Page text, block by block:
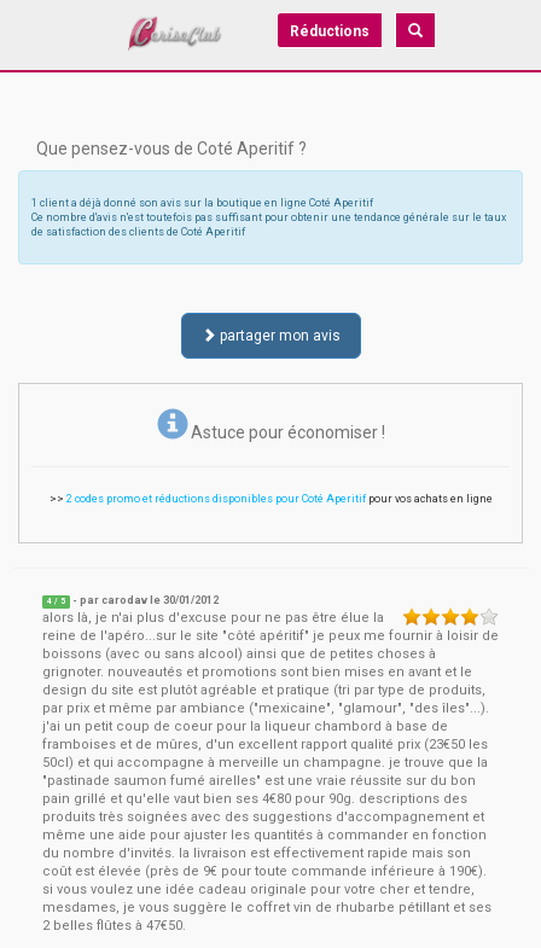
Réductions
Que pensez-vous de Coté Aperitif ?
1 client a déjà donné son avis sur la boutique en ligne Coté Aperitif
Ce nombre d'avis n'est toutefois pas suffisant pour obtenir une tendance générale sur le taux
de satisfaction des clients de Coté Aperitif
partager mon avis
Astuce pour économiser !
>> 2 codes promo et réductions disponibles pour Coté Aperitifpour vos achats en ligne
4 / 5 - parcarodav le30/01/2012
alors là, je n'ai plus d'excuse pour ne pas être élue la
reine de l'apéro...sur le site "côté apéritif" je peux me fournir à loisir de
boissons (avec ou sans alcool) ainsi que de petites choses à
grignoter. nouveautés et promotions sont bien mises en avant et le
design du site est plutôt agréable et pratique (tri par type de produits,
par prix et même par ambiance ("mexicaine", "glamour", "des îles"...).
j'ai un petit coup de coeur pour la liqueur chambord à base de
framboises et de mûres, d'un excellent rapport qualité prix (23€50 les
50cl) et qui accompagne à merveille un champagne. je trouve que la
"pastinade saumon fumé airelles" est une vraie réussite sur du bon
pain grillé et qu'elle vaut bien ses 4€80 pour 90g. descriptions des
produits très soignées avec des suggestions d'accompagnement et
même une aide pour ajuster les quantités à commander en fonction
du nombre d'invités. la livraison est effectivement rapide mais son
coût est élevée (près de 9€ pour toute commande inférieure à 190€).
si vous voulez une idée cadeau originale pour votre cher et tendre,
mesdames, je vous suggère le coffret vin de rhubarbe pétillant et ses
2 belles flûtes à 47€50.